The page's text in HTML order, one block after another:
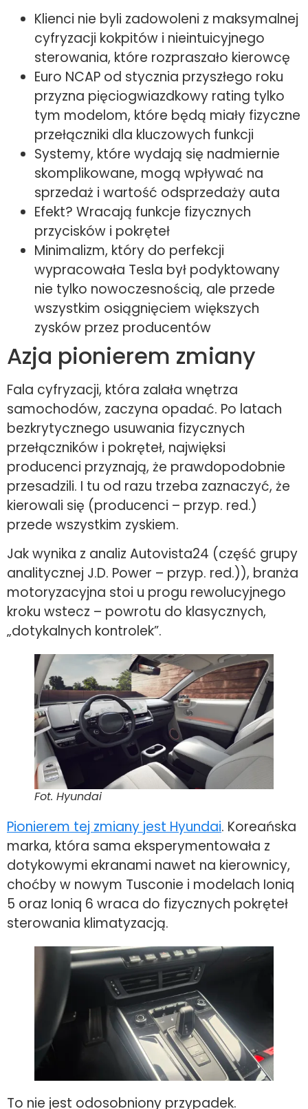
Klienci nie byli zadowoleni z maksymalnej
cyfryzacji kokpitów i nieintuicyjnego
sterowania, które rozpraszało kierowcę
Euro NCAP od stycznia przyszłego roku
przyzna pięciogwiazdkowy rating tylko
tym modelom, które będą miały fizyczne
przełączniki dla kluczowych funkcji
Systemy, które wydają się nadmiernie
skomplikowane, mogą wpływać na
sprzedaż i wartość odsprzedaży auta
Efekt? Wracają funkcje fizycznych
przycisków i pokręteł
Minimalizm, który do perfekcji
wypracowała Tesla był podyktowany
nie tylko nowoczesnością, ale przede
wszystkim osiągnięciem większych
zysków przez producentów
Azja pionierem zmiany
Fala cyfryzacji, która zalała wnętrza
samochodów, zaczyna opadać. Po latach
bezkrytycznego usuwania fizycznych
przełączników i pokręteł, najwięksi
producenci przyznają, że prawdopodobnie
przesadzili. I tu od razu trzeba zaznaczyć, że
kierowali się (producenci – przyp. red.)
przede wszystkim zyskiem.
Jak wynika z analiz Autovista24 (część grupy
analitycznej J.D. Power – przyp. red.)), branża
motoryzacyjna stoi u progu rewolucyjnego
kroku wstecz – powrotu do klasycznych,
„dotykalnych kontrolek”.
Fot. Hyundai
Pionierem tej zmiany jest Hyundai. Koreańska
marka, która sama eksperymentowała z
dotykowymi ekranami nawet na kierownicy,
choćby w nowym Tusconie i modelach Ioniq
5 oraz Ioniq 6 wraca do fizycznych pokręteł
sterowania klimatyzacją.
To nie jest odosobniony przypadek.